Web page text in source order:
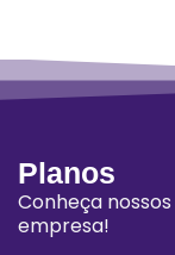
Planos
Conheça
empresa!